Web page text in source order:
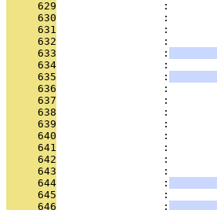
     629
:
     630
:
     631
:
     632
:
     633
                 :
     634
:
     635
                 :
     636
:
     637
:
     638
:
     639
:
     640
:
     641
:
     642
:
     643
:
     644
                 :
     645
:
     646
                 :